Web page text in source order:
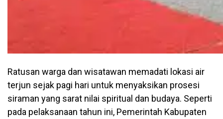
Ratusan warga dan wisatawan memadati lokasi air
terjun sejak pagi hari untuk menyaksikan prosesi
siraman yang sarat nilai spiritual dan budaya. Seperti
pada pelaksanaan tahun ini, Pemerintah Kabupaten